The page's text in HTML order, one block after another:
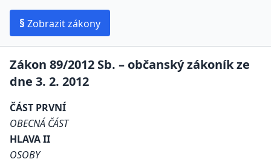
§ Zobrazit zákony
Zákon 89/2012 Sb. – občanský zákoník ze
dne 3. 2. 2012
ČÁST PRVNÍ
OBECNÁ ČÁST
HLAVA II
OSOBY